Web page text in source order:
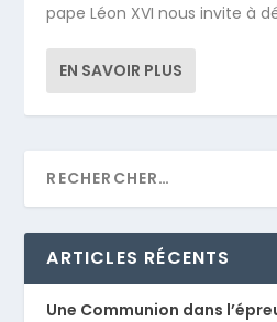
pape Léon XVI nous invite à
EN SAVOIR PLUS
ARTICLES RÉCENTS
Une Communion dans